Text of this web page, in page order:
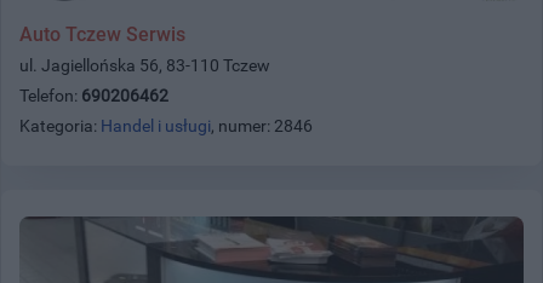
Auto Tczew Serwis
ul. Jagiellońska 56, 83-110 Tczew
Telefon: 690206462
Kategoria: Handel i usługi, numer: 2846